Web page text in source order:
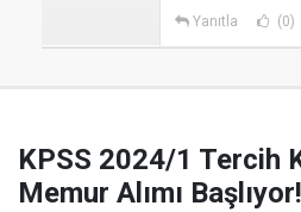
Yanıtla (0)
KPSS 2024/1 Tercih
Memur Alımı Başlıyor!